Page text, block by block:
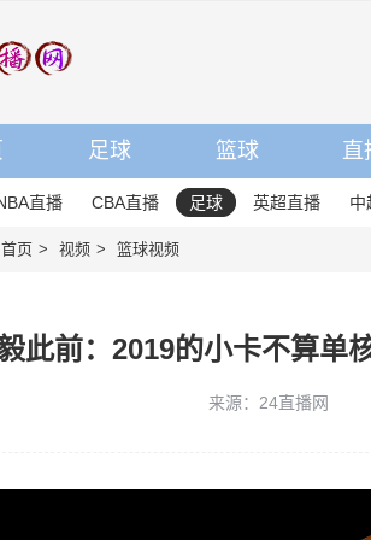
足球 篮球 直
直播 CBA直播 足球 英超直播 中
首页 视频 篮球视频
此前：2019的小卡不算单
来源：24直播网